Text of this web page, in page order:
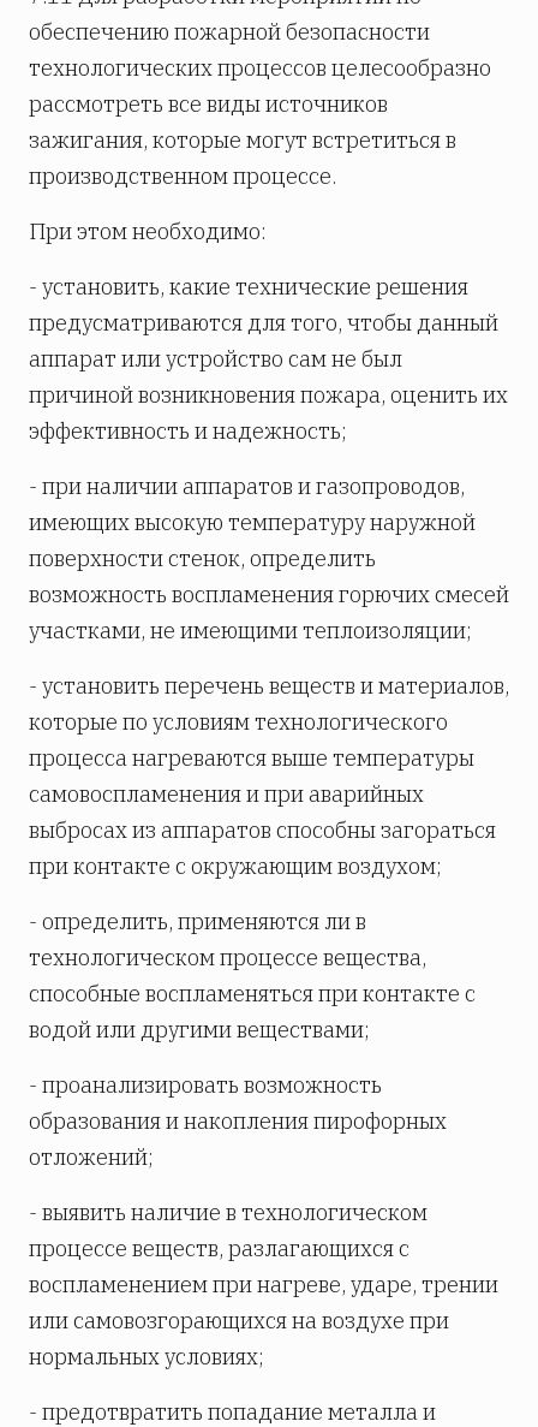
обеспечению пожарной безопасности
технологических процессов целесообразно
рассмотреть все виды источников
зажигания, которые могут встретиться в
производственном процессе.
При этом необходимо:
- установить, какие технические решения
предусматриваются для того, чтобы данный
аппарат или устройство сам не был
причиной возникновения пожара, оценить их
эффективность и надежность;
- при наличии аппаратов и газопроводов,
имеющих высокую температуру наружной
поверхности стенок, определить
возможность воспламенения горючих смесей
участками, не имеющими теплоизоляции;
- установить перечень веществ и материалов,
которые по условиям технологического
процесса нагреваются выше температуры
самовоспламенения и при аварийных
выбросах из аппаратов способны загораться
при контакте с окружающим воздухом;
- определить, применяются ли в
технологическом процессе вещества,
способные воспламеняться при контакте с
водой или другими веществами;
- проанализировать возможность
образования и накопления пирофорных
отложений;
- выявить наличие в технологическом
процессе веществ, разлагающихся с
воспламенением при нагреве, ударе, трении
или самовозгорающихся на воздухе при
нормальных условиях;
- предотвратить попадание металла и